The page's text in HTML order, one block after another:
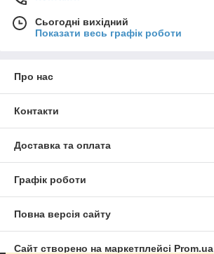
Сьогодні вихідний
Показати весь графік роботи
Про нас
Контакти
Доставка та оплата
Графік роботи
Повна версія сайту
Сайт створено на маркетплейсі Prom.ua